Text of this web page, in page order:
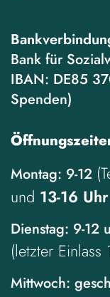
Bank für
IBAN: DE85
Spenden)
Montag: 9-12
und 13-16 Uhr
Dienstag: 9-12
(letzter
Mittwoch: